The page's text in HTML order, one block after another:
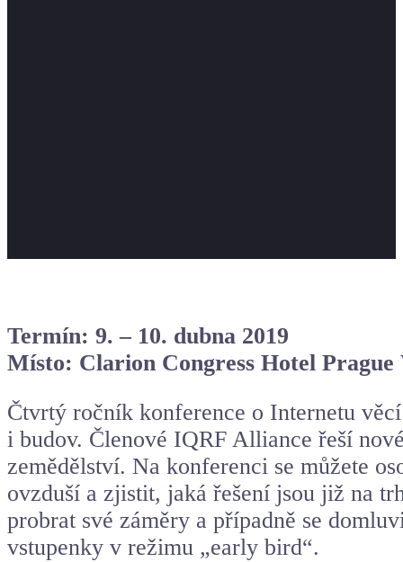
Termín: 9. – 10. dubna 2019
Místo: Clarion Congress Hotel
Čtvrtý ročník konference o Internetu
i budov. Členové IQRF Alliance řeší
zemědělství. Na konferenci se můžete
ovzduší a zjistit, jaká řešení jsou již na
probrat své záměry a případně se
vstupenky v režimu „early bird“.